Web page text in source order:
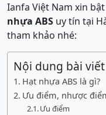
Ianfa Việt Nam xin
nhựa ABS uy tín tại
tham khảo nhé:
Nội dung bài viết
Hạt nhựa ABS là gì?
Ưu điểm, nhược
Ưu điểm